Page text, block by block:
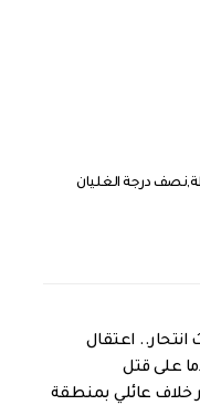
نصف درجة الغليان
انتحار.. اعتقال
على قتل
خلاف عائلي بمنطقة